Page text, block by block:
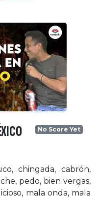
No Score Yet
chingada, cabrón,
pedo, bien vergas,
mala onda, mala